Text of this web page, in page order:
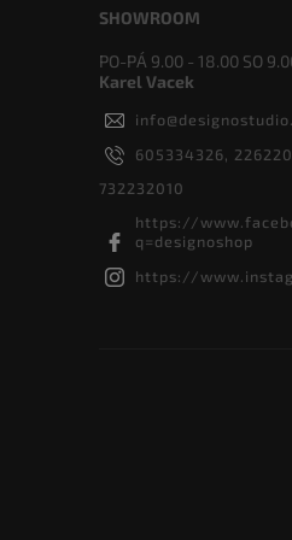
SHOWROOM
PO-PÁ 9.00 - 18.00 SO
Karel Vacek
info@
605334326,
732232010
https://
q=designoshop
https://